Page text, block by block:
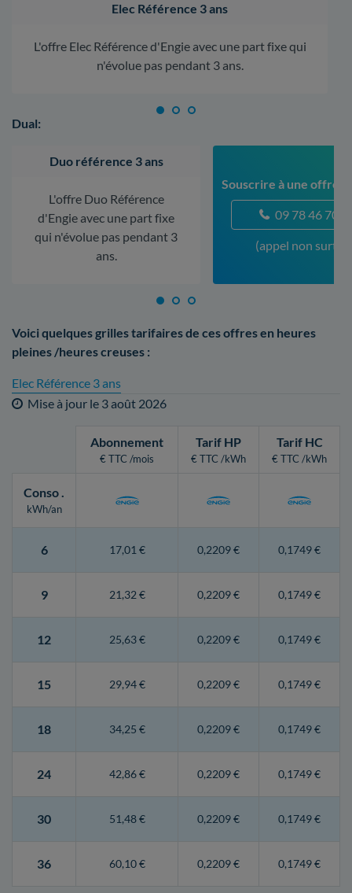
Elec Référence 3 ans
L'offre Elec Référence d'Engie avec une part fixe qui
n'évolue pas pendant 3 ans.
Dual:
Duo référence 3 ans
L'offre Duo Référence
d'Engie avec une part fixe
qui n'évolue pas pendant 3
ans.
Souscrire à une offre à
09 78 46 70
(appel non
Voici quelques grilles tarifaires de ces offres en heures
pleines /heures creuses :
Elec Référence 3 ans
Mise à jour le 3 août 2026
Abonnement
€ TTC /mois
Tarif HP
€ TTC /kWh
Tarif HC
€ TTC /kWh
Conso.
kWh/an
6 17,01 € 0,2209 € 0,1749 €
9 21,32 € 0,2209 € 0,1749 €
12 25,63 € 0,2209 € 0,1749 €
15 29,94 € 0,2209 € 0,1749 €
18 34,25 € 0,2209 € 0,1749 €
24 42,86 € 0,2209 € 0,1749 €
30 51,48 € 0,2209 € 0,1749 €
36 60,10 € 0,2209 € 0,1749 €